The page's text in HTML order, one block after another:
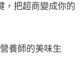
，把超商變成你的
養師的美味生